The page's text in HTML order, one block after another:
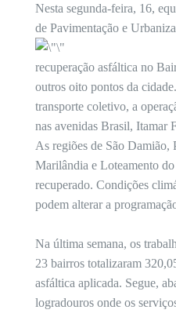
Nesta segunda-feira, 16,
de Pavimentação e
recuperação asfáltica no
outros oito pontos da
transporte coletivo, a
nas avenidas Brasil, Itamar
As regiões de São Damião,
Marilândia e Loteamento
recuperado. Condições
podem alterar a
Na última semana, os
23 bairros totalizaram
asfáltica aplicada. Segue,
logradouros onde os